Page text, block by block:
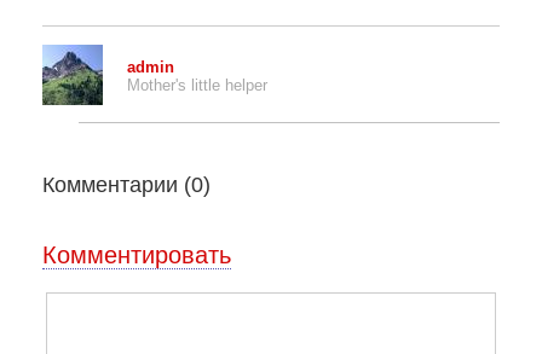
admin
Mother's little helper
Комментарии (0)
Комментировать